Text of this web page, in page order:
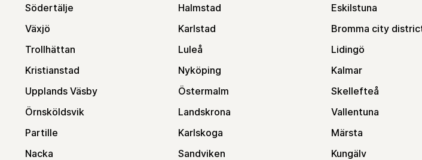
Södertälje
Halmstad Eskilstuna
Växjö
Karlstad Bromma city
Trollhättan
Luleå Lidingö
Kristianstad
Nyköping Kalmar
Upplands Väsby
Östermalm Skellefteå
Örnsköldsvik
Landskrona Vallentuna
Partille
Karlskoga Märsta
Nacka
Sandviken Kungälv